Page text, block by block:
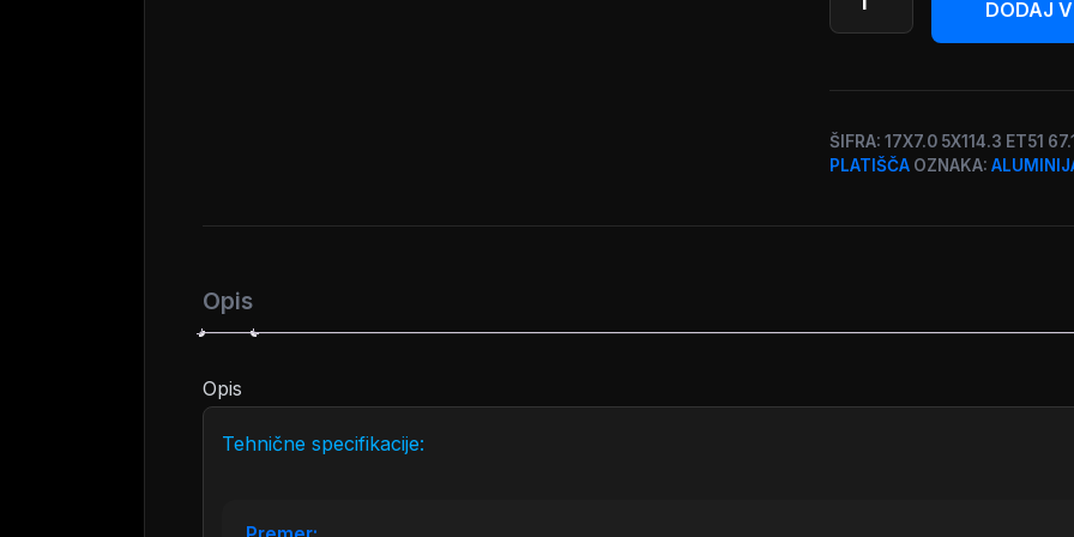
Design
|
a1a3
17
DODAJ
ŠIFRA:17X7.0 5X114.3 ET51
PLATIŠČA OZNAKA:
Opis
Opis
Tehnične specifikacije: